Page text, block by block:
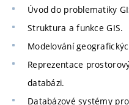
Úvod do problematiky
Struktura a funkce GIS.
Modelování
Reprezentace
databázi.
Databázové systémy